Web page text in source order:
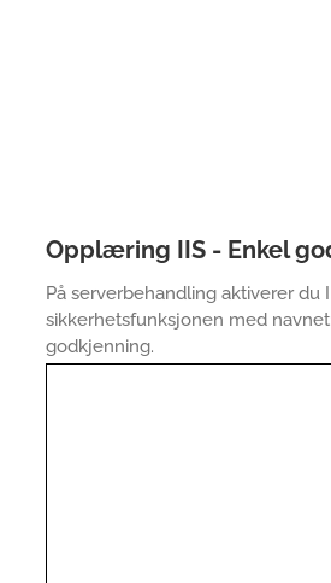
Opplæring IIS - Enkel
På serverbehandling aktiverer du
sikkerhetsfunksjonen med
godkjenning.